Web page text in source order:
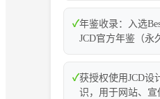
✓年鉴收录：入选
JCD官方年鉴（永
✓获授权使用JCD设
识，用于网站、